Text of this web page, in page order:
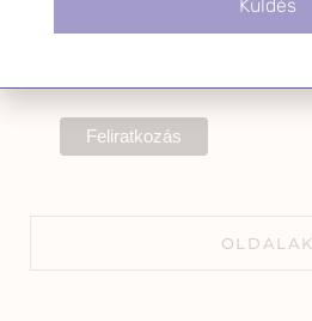
A hírlevélről bármikor
OLDALAK
Küldés